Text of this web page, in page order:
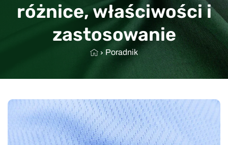
różnice, właściwości i
zastosowanie
Poradnik